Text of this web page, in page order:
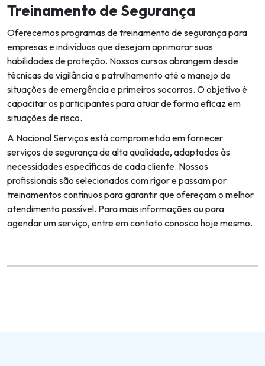
Treinamento de Segurança
Oferecemos programas de treinamento de segurança para
empresas e indivíduos que desejam aprimorar suas
habilidades de proteção. Nossos cursos abrangem desde
técnicas de vigilância e patrulhamento até o manejo de
situações de emergência e primeiros socorros. O objetivo é
capacitar os participantes para atuar de forma eficaz em
situações de risco.
A Nacional Serviços está comprometida em fornecer
serviços de segurança de alta qualidade, adaptados às
necessidades específicas de cada cliente. Nossos
profissionais são selecionados com rigor e passam por
treinamentos contínuos para garantir que ofereçam o melhor
atendimento possível. Para mais informações ou para
agendar um serviço, entre em contato conosco hoje mesmo.